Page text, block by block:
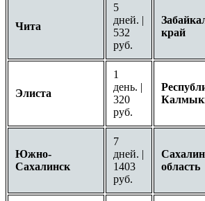
Чита
5
дней. |
532
руб.
край
Элиста
1
день. |
320
руб.
Южно-
Сахалинск
7
дней. |
1403
руб.
область